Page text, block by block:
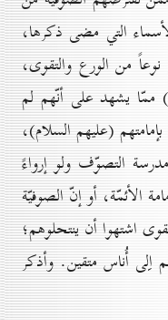
التي مضى ذكرها،
من الورع والتقوى،
ممّا يشهد على أنّهم لم
(عليهم السلام)،
التصوّف ولو إرواءً
الأئمّة، أو إنّ الصوفيّة
اشتهوا أن ينتحلوهم؛
اِلى أُناس متقين. وأذكر